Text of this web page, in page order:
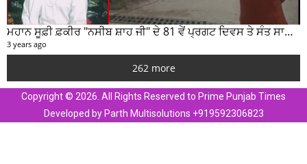
ਮਹਾਨ ਸੂਫ਼ੀ ਫ਼ਕੀਰ "ਨਸੀਬ ਸ਼ਾਹ ਜੀ" ਦੇ 81 ਵੇਂ ਪ੍ਰਗਟ ਦਿਵਸ ਤੇ ਸੰਤ ਸਾਹਿਬ ਜੋਤ ਸਿੰਘ ਜੀ ਮਹਾਰਾਜ ਦੇ ਸੁਣੋ ਵਿਚਾਰ
3 years ago
262 more
Copyright © 2026. All Rights Reserved to Prime Punjab Times
Developed by Parth Multisolutions +919592306823